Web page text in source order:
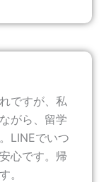
ですが、私
がら、留学
LINEでいつ
心です。帰
。